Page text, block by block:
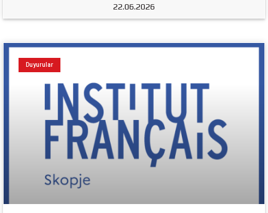
22.06.2026
Duyurular